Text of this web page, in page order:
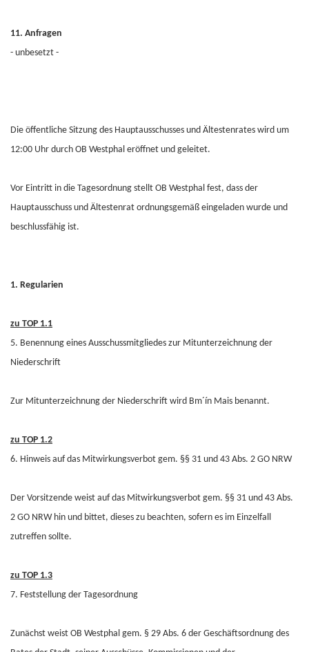
11. Anfragen
- unbesetzt -
Die öffentliche Sitzung des Hauptausschusses und Ältestenrates wird um
12:00 Uhr durch OB Westphal eröffnet und geleitet.
Vor Eintritt in die Tagesordnung stellt OB Westphal fest, dass der
Hauptausschuss und Ältestenrat ordnungsgemäß eingeladen wurde und
beschlussfähig ist.
1. Regularien
zu TOP 1.1
5. Benennung eines Ausschussmitgliedes zur Mitunterzeichnung der
Niederschrift
Zur Mitunterzeichnung der Niederschrift wird Bm´ín Mais benannt.
zu TOP 1.2
6. Hinweis auf das Mitwirkungsverbot gem. §§ 31 und 43 Abs. 2 GO NRW
Der Vorsitzende weist auf das Mitwirkungsverbot gem. §§ 31 und 43 Abs.
2 GO NRW hin und bittet, dieses zu beachten, sofern es im Einzelfall
zutreffen sollte.
zu TOP 1.3
7. Feststellung der Tagesordnung
Zunächst weist OB Westphal gem. § 29 Abs. 6 der Geschäftsordnung des